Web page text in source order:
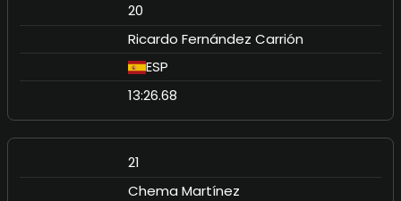
20
Ricardo Fernández Carrión
ESP
13:26.68
21
Chema Martínez